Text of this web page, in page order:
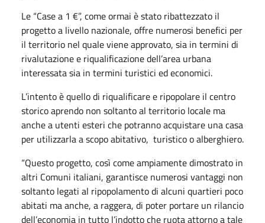
Le “Case a 1 €”, come ormai è stato ribattezzato il
progetto a livello nazionale, offre numerosi benefici per
il territorio nel quale viene approvato, sia in termini di
rivalutazione e riqualificazione dell’area urbana
interessata sia in termini turistici ed economici.
L’intento è quello di riqualificare e ripopolare il centro
storico aprendo non soltanto al territorio locale ma
anche a utenti esteri che potranno acquistare una casa
per utilizzarla a scopo abitativo, turistico o alberghiero.
“Questo progetto, così come ampiamente dimostrato in
altri Comuni italiani, garantisce numerosi vantaggi non
soltanto legati al ripopolamento di alcuni quartieri poco
abitati ma anche, a raggera, di poter portare un rilancio
dell’economia in tutto l’indotto che ruota attorno a tale